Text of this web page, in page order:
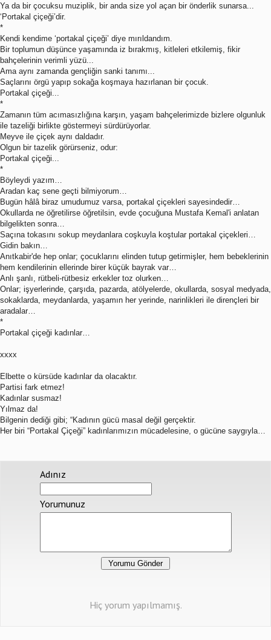
Ya da bir çocuksu muziplik, bir anda size yol açan bir önderlik sunarsa...
‘Portakal çiçeği’dir.
*
Kendi kendime ‘portakal çiçeği’ diye mırıldandım.
Bir toplumun düşünce yaşamında iz bırakmış, kitleleri etkilemiş, fikir
bahçelerinin verimli yüzü...
Ama aynı zamanda gençliğin sanki tanımı...
Saçlarını örgü yapıp sokağa koşmaya hazırlanan bir çocuk.
Portakal çiçeği...
*
Zamanın tüm acımasızlığına karşın, yaşam bahçelerimizde bizlere olgunluk
ile tazeliği birlikte göstermeyi sürdürüyorlar.
Meyve ile çiçek aynı daldadır.
Olgun bir tazelik görürseniz, odur:
Portakal çiçeği...
*
Böyleydi yazım…
Aradan kaç sene geçti bilmiyorum…
Bugün hâlâ biraz umudumuz varsa, portakal çiçekleri sayesindedir…
Okullarda ne öğretilirse öğretilsin, evde çocuğuna Mustafa Kemal'i anlatan
bilgelikten sonra…
Saçına tokasını sokup meydanlara coşkuyla koştular portakal çiçekleri…
Gidin bakın…
Anıtkabir'de hep onlar; çocuklarını elinden tutup getirmişler, hem bebeklerinin
hem kendilerinin ellerinde birer küçük bayrak var…
Anlı şanlı, rütbeli-rütbesiz erkekler toz olurken…
Onlar; işyerlerinde, çarşıda, pazarda, atölyelerde, okullarda, sosyal medyada,
sokaklarda, meydanlarda, yaşamın her yerinde, narinlikleri ile dirençleri bir
aradalar…
*
Portakal çiçeği kadınlar…
xxxx
Elbette o kürsüde kadınlar da olacaktır.
Partisi fark etmez!
Kadınlar susmaz!
Yılmaz da!
Bilgenin dediği gibi; “Kadının gücü masal değil gerçektir.
Her biri “Portakal Çiçeği” kadınlarımızın mücadelesine, o gücüne saygıyla…
Adınız
Yorumunuz
Hiç yorum yapılmamış.